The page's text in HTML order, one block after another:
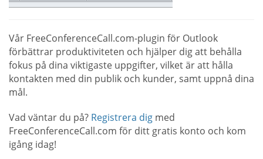
Vår FreeConferenceCall.com-plugin för Outlook
förbättrar produktiviteten och hjälper dig att behålla
fokus på dina viktigaste uppgifter, vilket är att hålla
kontakten med din publik och kunder, samt uppnå dina
mål.
Vad väntar du på? Registrera dig med
FreeConferenceCall.com för ditt gratis konto och kom
igång idag!